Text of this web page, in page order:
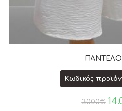
Κωδικός
30.00€